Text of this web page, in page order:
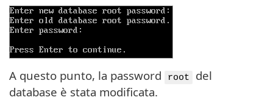
A questo punto, la password root
del
database è stata modificata.